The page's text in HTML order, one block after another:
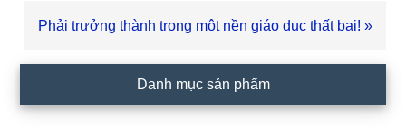
Bài
Phải trưởng thành trong một nền giáo dục thất bại! »
chính
Danh mục sản phẩm